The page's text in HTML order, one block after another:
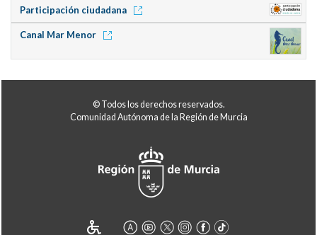
Participación ciudadana
Canal Mar Menor
© Todos los derechos reservados.
Comunidad Autónoma de la Región de Murcia